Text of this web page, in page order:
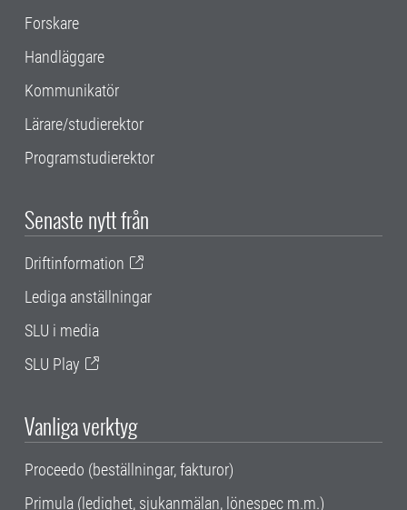
Forskare
Handläggare
Kommunikatör
Lärare/studierektor
Programstudierektor
Senaste nytt från
Driftinformation
Lediga anställningar
SLU i media
SLU Play
Vanliga verktyg
Proceedo (beställningar, fakturor)
Primula (ledighet, sjukanmälan, lönespec m.m.)